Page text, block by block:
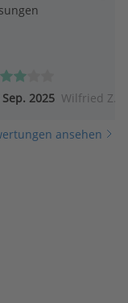
2025 Wilfried Z.
ansehen